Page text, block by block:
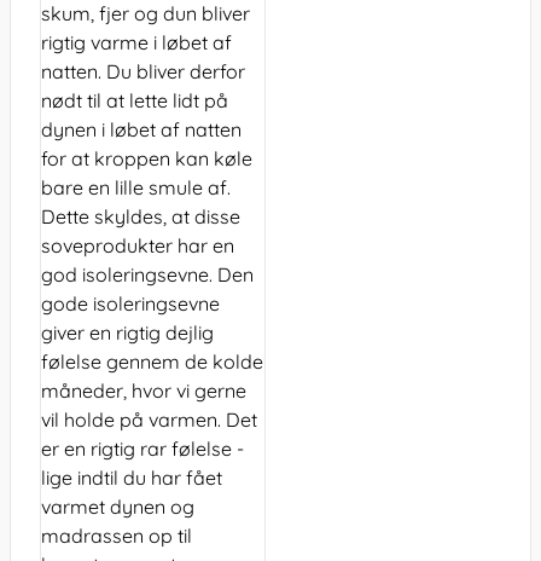
skum, fjer og dun bliver
rigtig varme i løbet af
natten. Du bliver derfor
nødt til at lette lidt på
dynen i løbet af natten
for at kroppen kan køle
bare en lille smule af.
Dette skyldes, at disse
soveprodukter har en
god isoleringsevne. Den
gode isoleringsevne
giver en rigtig dejlig
følelse gennem de kolde
måneder, hvor vi gerne
vil holde på varmen. Det
er en rigtig rar følelse -
lige indtil du har fået
varmet dynen og
madrassen op til